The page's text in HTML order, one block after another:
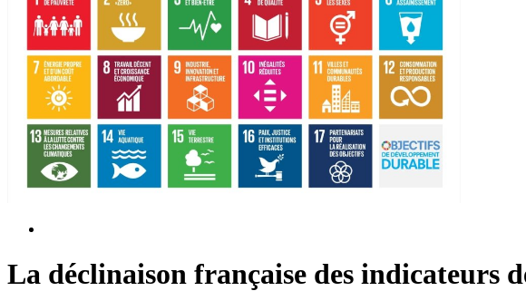
La déclinaison française des indicateurs